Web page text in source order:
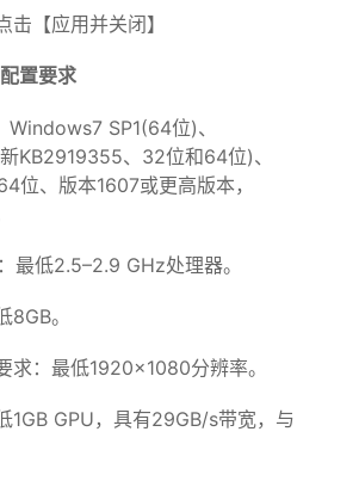
【应用并关闭】
置要求
Windows7 SP1(64位)、
KB2919355、32位和64位)、
位、版本1607或更高版本，
最低2.5–2.9 GHz处理器。
。
求：最低1920×1080分辨率。
1GB GPU，具有29GB/s带宽，与